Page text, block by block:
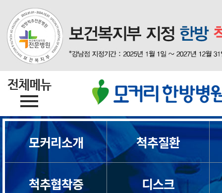
모커리소개 척추질환
척추협착증 디스크